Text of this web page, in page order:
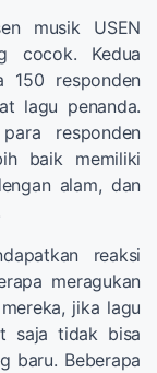
musik USEN
cocok. Kedua
150 responden
lagu penanda.
responden
baik memiliki
alam, dan
reaksi
meragukan
jika lagu
saja tidak bisa
baru. Beberapa